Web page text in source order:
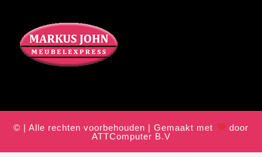
© | Alle rechten voorbehouden | Gemaakt met
door
ATTComputer B.V